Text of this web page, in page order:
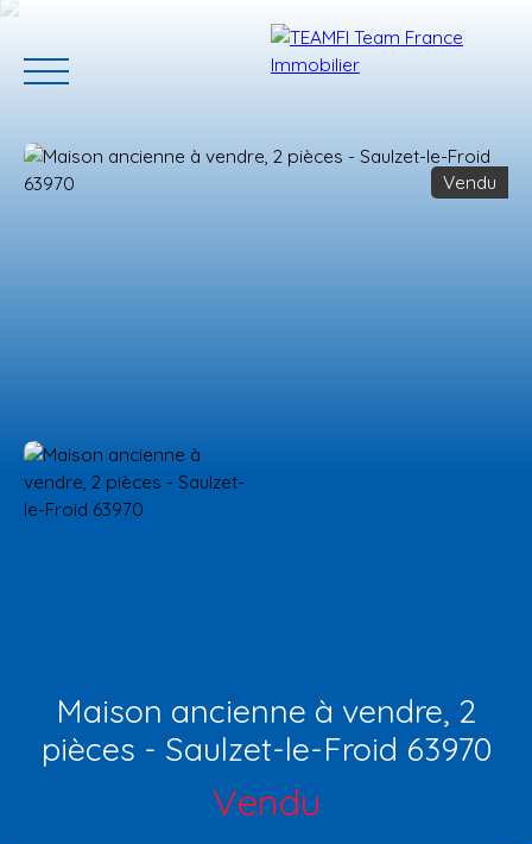
Estimation
Vendu
Maison ancienne à vendre, 2
pièces - Saulzet-le-Froid 63970
Vendu